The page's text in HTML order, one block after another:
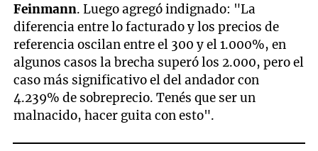
Feinmann. Luego agregó indignado: "La
diferencia entre lo facturado y los precios de
referencia oscilan entre el 300 y el 1.000%, en
algunos casos la brecha superó los 2.000, pero el
caso más significativo el del andador con
4.239% de sobreprecio. Tenés que ser un
malnacido, hacer guita con esto".